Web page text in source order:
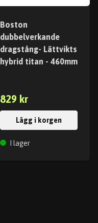
Boston
dubbelverkande
dragstång- Lättvikts
hybrid titan - 460mm
829 kr
Lägg i korgen
I lager